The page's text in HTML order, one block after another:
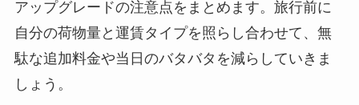
アップグレードの注意点をまとめます。旅行前に
自分の荷物量と運賃タイプを照らし合わせて、無
駄な追加料金や当日のバタバタを減らしていきま
しょう。